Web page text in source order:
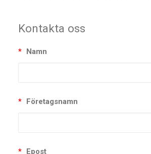
Kontakta oss
* Namn
* Företagsnamn
* Epost